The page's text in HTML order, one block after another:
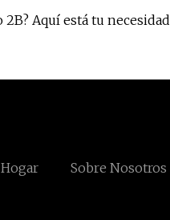
2B? Aquí está tu necesidad
Hogar Sobre Nosotros